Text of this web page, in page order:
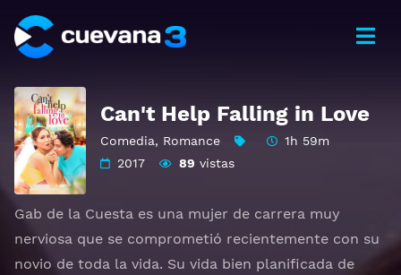
Can't Help Falling in Love
Comedia, Romance
1h 59m
2017
89 vistas
Gab de la Cuesta es una mujer de carrera muy
nerviosa que se comprometió recientemente con su
novio de toda la vida. Su vida bien planificada de